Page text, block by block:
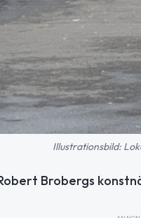
Illustrationsbild:
Brobergs